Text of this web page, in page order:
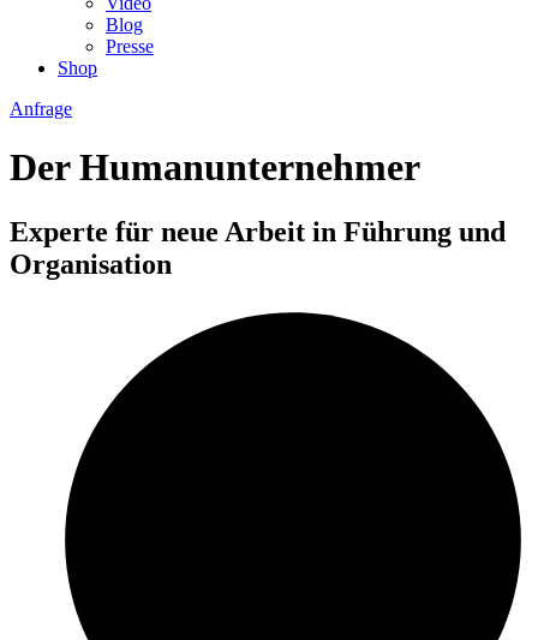
Blog
Presse
Shop
Anfrage
Der Humanunternehmer
Experte für neue Arbeit in Führung und
Organisation